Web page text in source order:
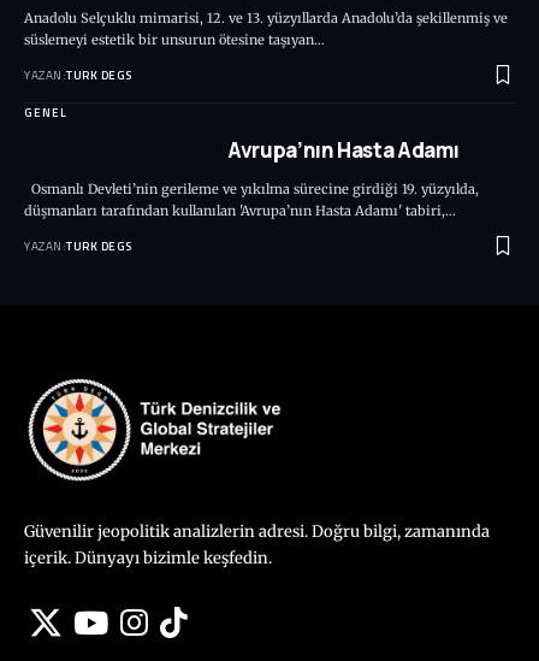
Anadolu Selçuklu mimarisi, 12. ve 13. yüzyıllarda Anadolu’da şekillenmiş ve
süslemeyi estetik bir unsurun ötesine taşıyan…
YAZAN:TURK DEGS
GENEL
Avrupa’nın Hasta Adamı
Osmanlı Devleti’nin gerileme ve yıkılma sürecine girdiği 19. yüzyılda,
düşmanları tarafından kullanılan 'Avrupa’nın Hasta Adamı' tabiri,…
YAZAN:TURK DEGS
Güvenilir jeopolitik analizlerin adresi. Doğru bilgi, zamanında
içerik. Dünyayı bizimle keşfedin.